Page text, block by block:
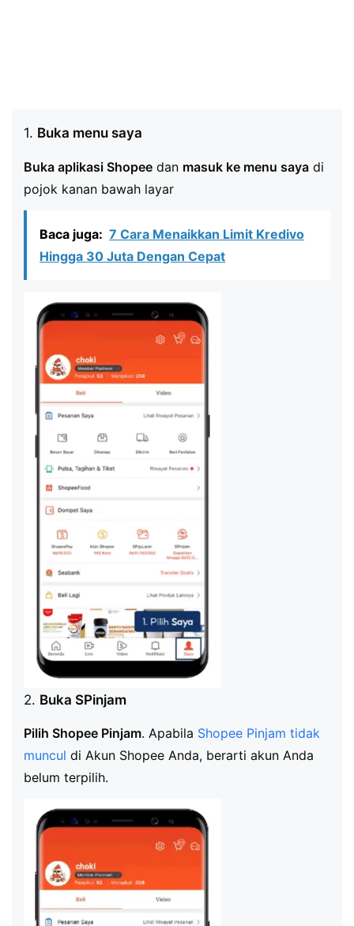
1. Buka menu saya
Buka aplikasi Shopee dan masuk ke menu saya di
pojok kanan bawah layar
Baca juga: 7 Cara Menaikkan Limit Kredivo
Hingga 30 Juta Dengan Cepat
2. Buka SPinjam
Pilih Shopee Pinjam. Apabila Shopee Pinjam tidak
muncul di Akun Shopee Anda, berarti akun Anda
belum terpilih.